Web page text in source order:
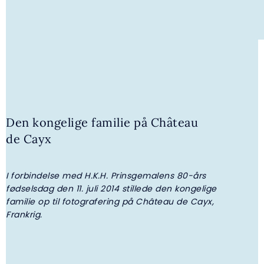
Den kongelige familie på Château
de Cayx
I forbindelse med H.K.H. Prinsgemalens 80-års
fødselsdag den 11. juli 2014 stillede den kongelige
familie op til fotografering på Château de Cayx,
Frankrig.
H.K.H. Prinsesse Benedikte overrakte
legater fra I.P. Nielsen Fonden